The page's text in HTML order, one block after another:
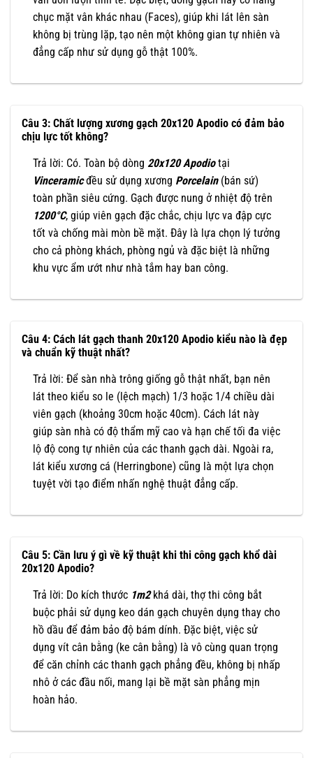
chục mặt vân khác nhau (Faces), giúp khi lát lên sàn
không bị trùng lặp, tạo nên một không gian tự nhiên và
đẳng cấp như sử dụng gỗ thật 100%.
Câu 3: Chất lượng xương gạch 20x120 Apodio có đảm bảo
chịu lực tốt không?
Trả lời: Có. Toàn bộ dòng 20x120 Apodiotại
Vinceramicđều sử dụng xương Porcelain(bán sứ)
toàn phần siêu cứng. Gạch được nung ở nhiệt độ trên
1200°C, giúp viên gạch đặc chắc, chịu lực va đập cực
tốt và chống mài mòn bề mặt. Đây là lựa chọn lý tưởng
cho cả phòng khách, phòng ngủ và đặc biệt là những
khu vực ẩm ướt như nhà tắm hay ban công.
Câu 4: Cách lát gạch thanh 20x120 Apodio kiểu nào là đẹp
và chuẩn kỹ thuật nhất?
Trả lời: Để sàn nhà trông giống gỗ thật nhất, bạn nên
lát theo kiểu so le (lệch mạch) 1/3 hoặc 1/4 chiều dài
viên gạch (khoảng 30cm hoặc 40cm). Cách lát này
giúp sàn nhà có độ thẩm mỹ cao và hạn chế tối đa việc
lộ độ cong tự nhiên của các thanh gạch dài. Ngoài ra,
lát kiểu xương cá (Herringbone) cũng là một lựa chọn
tuyệt vời tạo điểm nhấn nghệ thuật đẳng cấp.
Câu 5: Cần lưu ý gì về kỹ thuật khi thi công gạch khổ dài
20x120 Apodio?
Trả lời: Do kích thước 1m2khá dài, thợ thi công bắt
buộc phải sử dụng keo dán gạch chuyên dụng thay cho
hồ dầu để đảm bảo độ bám dính. Đặc biệt, việc sử
dụng vít cân bằng (ke cân bằng) là vô cùng quan trọng
để căn chỉnh các thanh gạch phẳng đều, không bị nhấp
nhô ở các đầu nối, mang lại bề mặt sàn phẳng mịn
hoàn hảo.